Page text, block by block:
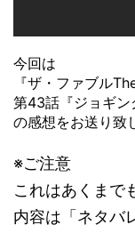
今回は
『ザ・ファブル
第43話『ジョギン
の感想をお送り致
※ご注意
これはあくまで
内容は「ネタバ